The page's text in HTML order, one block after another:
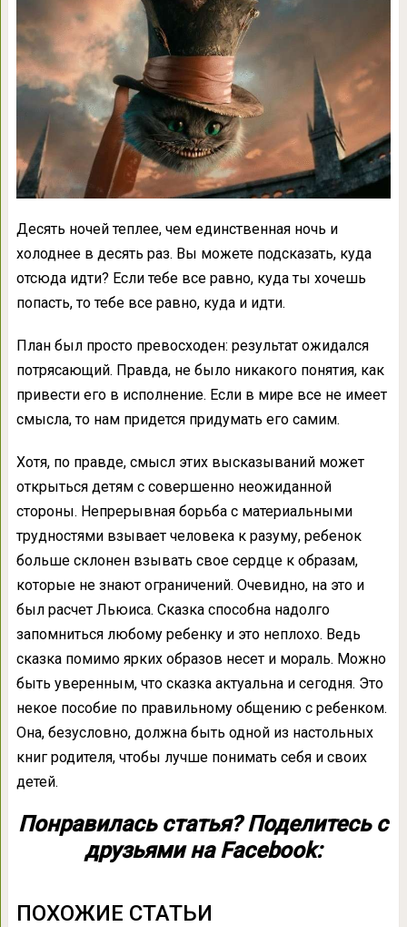
Десять ночей теплее, чем единственная ночь и
холоднее в десять раз. Вы можете подсказать, куда
отсюда идти? Если тебе все равно, куда ты хочешь
попасть, то тебе все равно, куда и идти.
План был просто превосходен: результат ожидался
потрясающий. Правда, не было никакого понятия, как
привести его в исполнение. Если в мире все не имеет
смысла, то нам придется придумать его самим.
Хотя, по правде, смысл этих высказываний может
открыться детям с совершенно неожиданной
стороны. Непрерывная борьба с материальными
трудностями взывает человека к разуму, ребенок
больше склонен взывать свое сердце к образам,
которые не знают ограничений. Очевидно, на это и
был расчет Льюиса. Сказка способна надолго
запомниться любому ребенку и это неплохо. Ведь
сказка помимо ярких образов несет и мораль. Можно
быть уверенным, что сказка актуальна и сегодня. Это
некое пособие по правильному общению с ребенком.
Она, безусловно, должна быть одной из настольных
книг родителя, чтобы лучше понимать себя и своих
детей.
Понравилась статья? Поделитесь с
друзьями на Facebook:
ПОХОЖИЕ СТАТЬИ